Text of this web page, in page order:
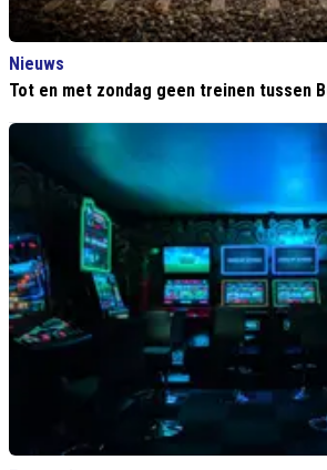
Nieuws
Tot en met zondag geen treinen tussen